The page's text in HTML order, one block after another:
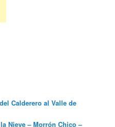
Calderero al Valle de
Nieve – Morrón Chico –